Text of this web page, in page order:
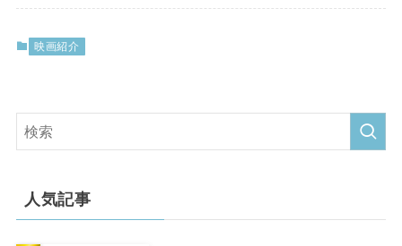
映画紹介
人気記事